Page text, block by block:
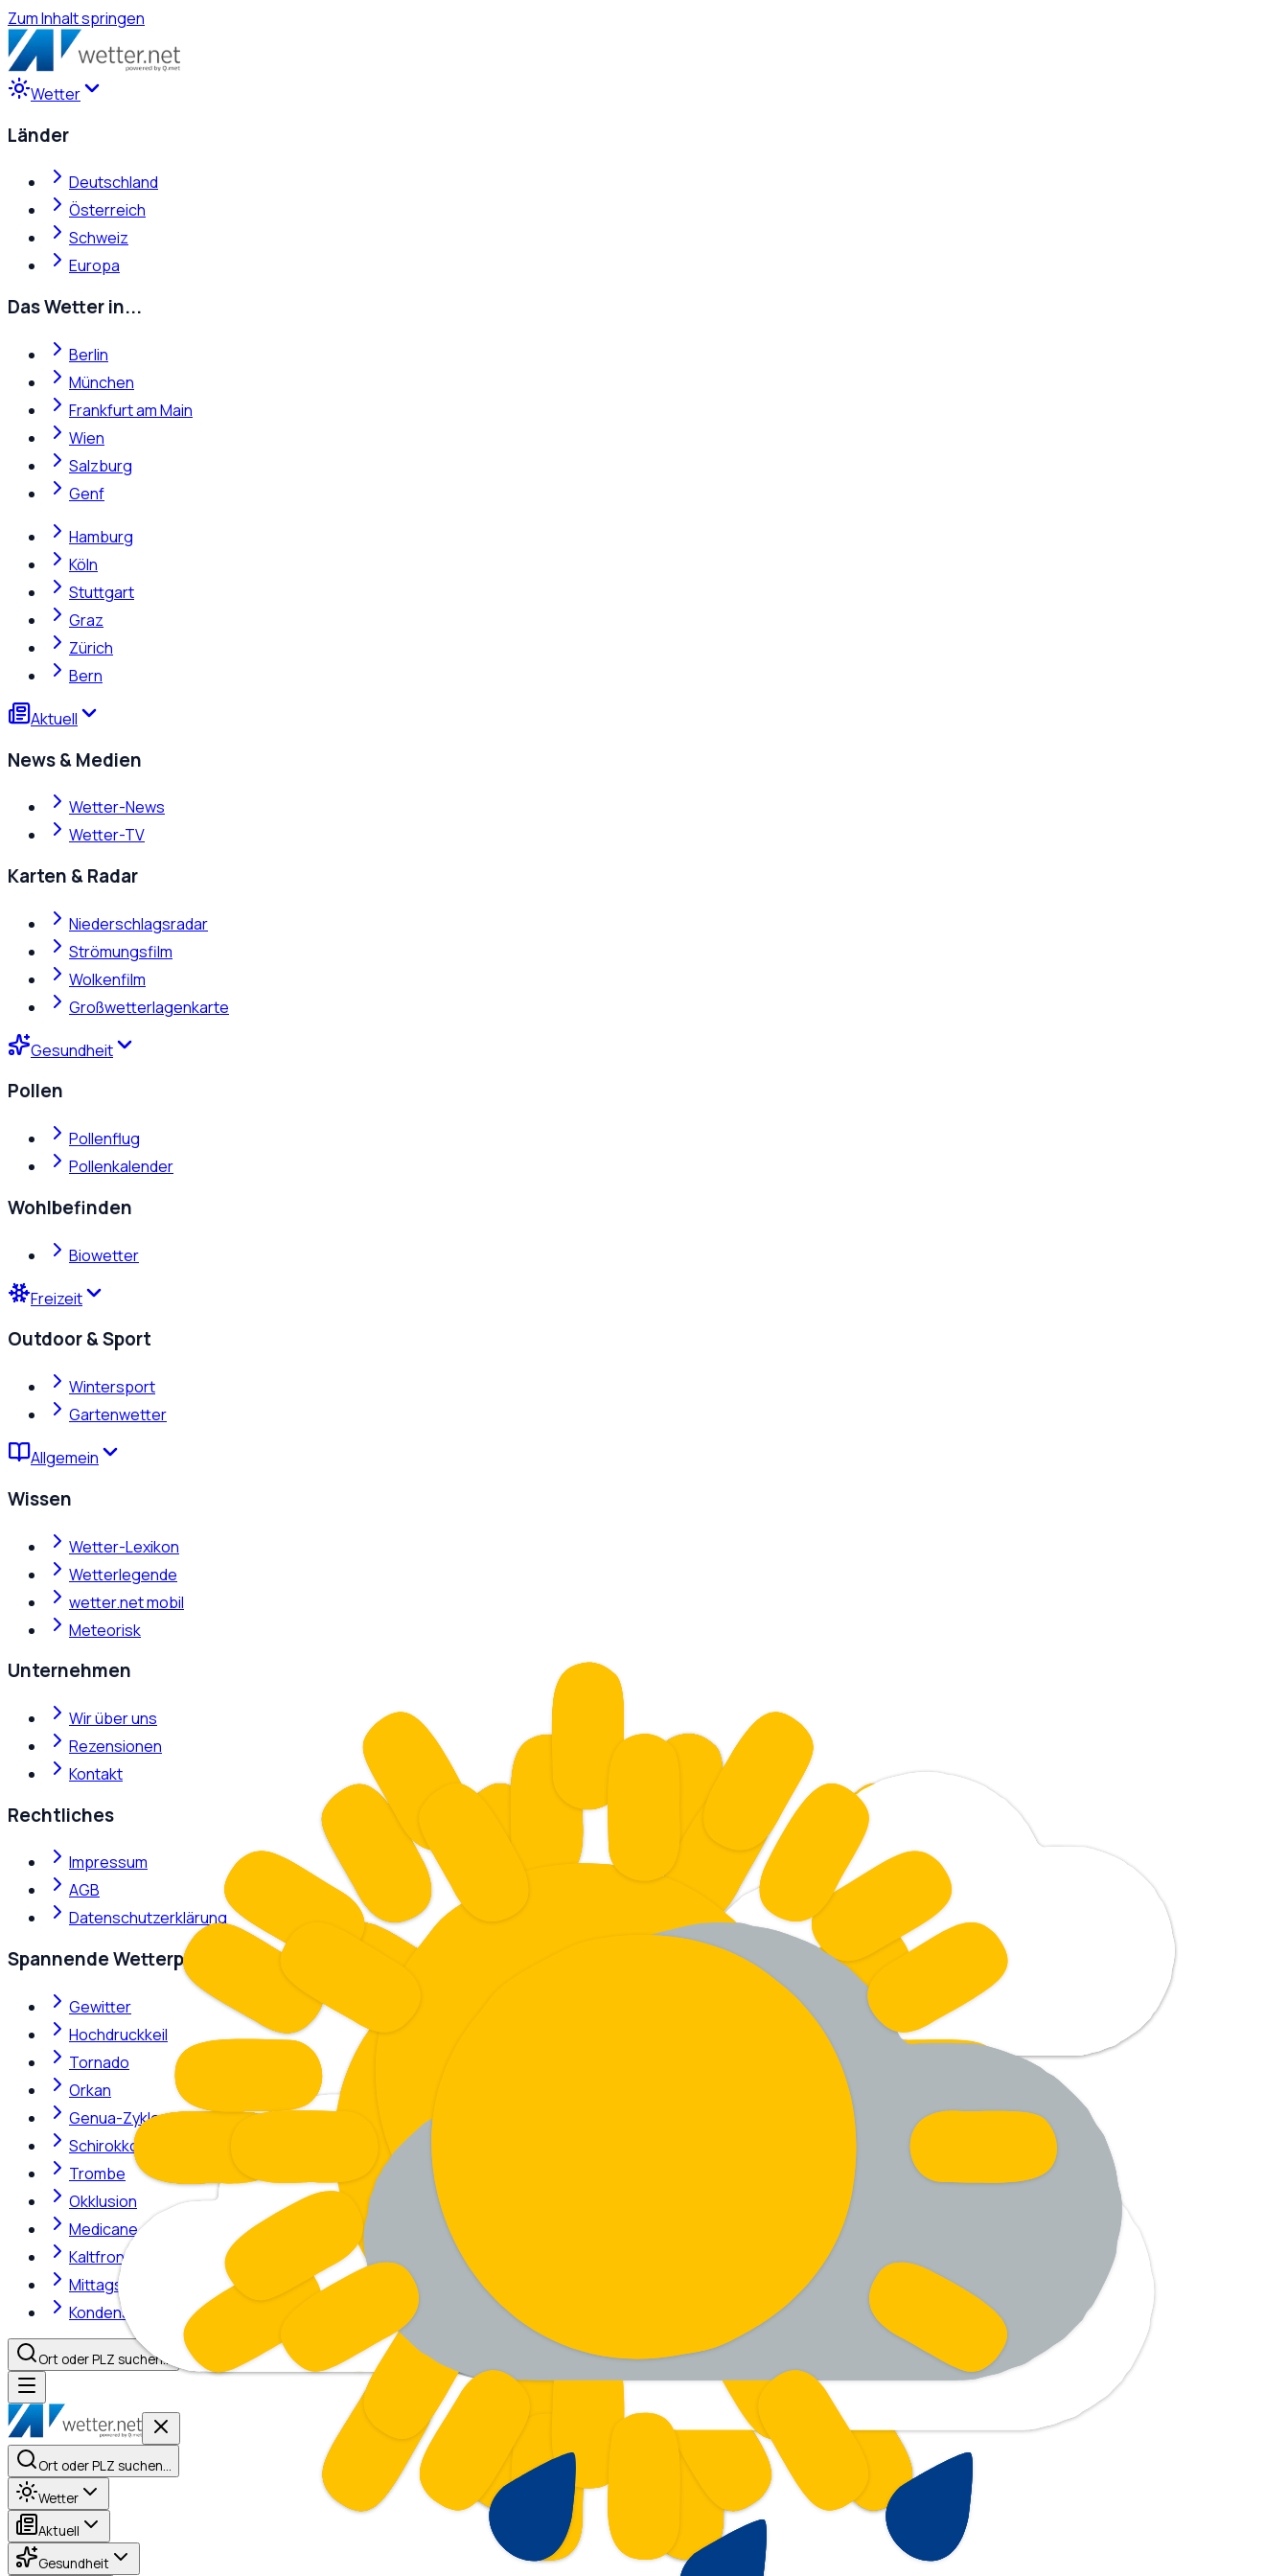
Zum Inhalt springen
Wetter
Länder
Deutschland
Österreich
Schweiz
Europa
Das Wetter in...
Berlin
München
Frankfurt am Main
Wien
Salzburg
Genf
Hamburg
Köln
Stuttgart
Graz
Zürich
Bern
Aktuell
News & Medien
Wetter-News
Wetter-TV
Karten & Radar
Niederschlagsradar
Strömungsfilm
Wolkenfilm
Großwetterlagenkarte
Gesundheit
Pollen
Pollenflug
Pollenkalender
Wohlbefinden
Biowetter
Freizeit
Outdoor & Sport
Wintersport
Gartenwetter
Allgemein
Wissen
Wetter-Lexikon
Wetterlegende
wetter.net mobil
Meteorisk
Unternehmen
Wir über uns
Rezensionen
Kontakt
Rechtliches
Impressum
AGB
Datenschutzerklärung
Spannende Wetterphänomene
Gewitter
Hochdruckkeil
Tornado
Orkan
Genua-Zyklone
Schirokko
Trombe
Okklusion
Medicane
Kaltfront
Mittagshitze
Kondensstreifen
Ort oder PLZ suchen…
Ort oder PLZ suchen…
Wetter
Aktuell
Gesundheit